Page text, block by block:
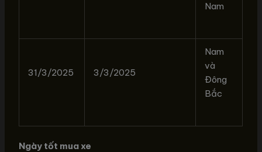
Nam
31/3/2025 3/3/2025
Nam
và
Đông
Bắc
Ngày tốt mua xe